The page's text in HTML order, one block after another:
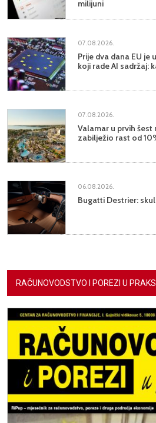
milijuni
07.08.2026.
Prije dva dana EU je
koji rade AI sadržaj:
07.08.2026.
Valamar u prvih
zabilježio rast od
06.08.2026.
Bugatti Destrier:
RAČUNOVODSTVO I POREZI U PRAKSI